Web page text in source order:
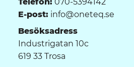
E-post: info@oneteq.se
Besöksadress
Industrigatan 10c
619 33 Trosa